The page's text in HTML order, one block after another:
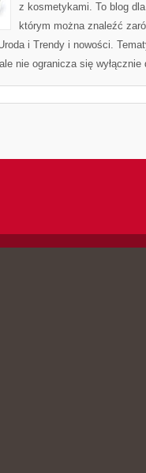
z kosmetykami. To blog
którym można znaleźć
i Trendy i nowości.
nie ogranicza się